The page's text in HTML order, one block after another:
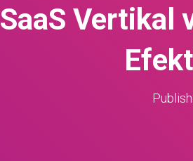
SaaS Vertikal